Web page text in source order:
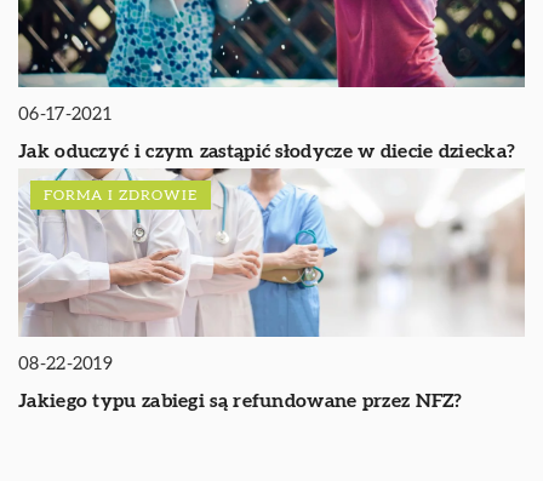
06-17-2021
Jak oduczyć i czym zastąpić słodycze w diecie dziecka?
FORMA I ZDROWIE
08-22-2019
Jakiego typu zabiegi są refundowane przez NFZ?